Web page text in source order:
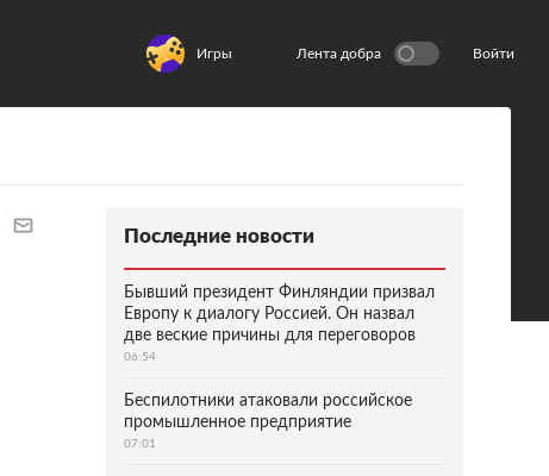
Игры Лента добра Войти
Последние новости
Бывший президент Финляндии призвал
Европу к диалогу Россией. Он назвал
две веские причины для переговоров
06:54
Беспилотники атаковали российское
промышленное предприятие
07:01